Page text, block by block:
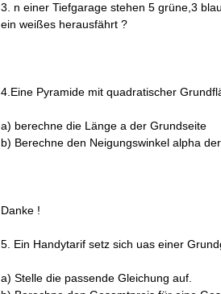
3. n einer Tiefgarage stehen 5 grüne,3
ein weißes herausfährt ?
4.Eine Pyramide mit quadratischer
a) berechne die Länge a der Grundseite
b) Berechne den Neigungswinkel alpha
Danke !
5. Ein Handytarif setz sich uas einer
a) Stelle die passende Gleichung auf.